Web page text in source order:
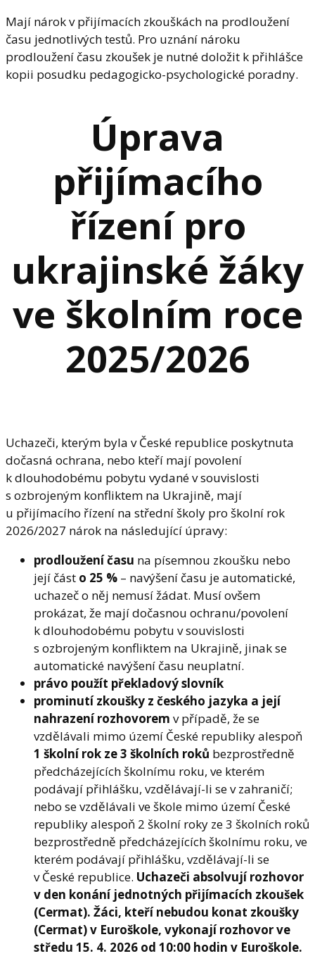
Mají nárok v přijímacích zkouškách na prodloužení
času jednotlivých testů. Pro uznání nároku
prodloužení času zkoušek je nutné doložit k přihlášce
kopii posudku pedagogicko-psychologické poradny.
Úprava
přijímacího
řízení pro
ukrajinské žáky
ve školním roce
2025/2026
Uchazeči, kterým byla v České republice poskytnuta
dočasná ochrana, nebo kteří mají povolení
k dlouhodobému pobytu vydané v souvislosti
s ozbrojeným konfliktem na Ukrajině, mají
u přijímacího řízení na střední školy pro školní rok
2026/2027 nárok na následující úpravy:
prodloužení času na písemnou zkoušku nebo
její část o 25 % – navýšení času je automatické,
uchazeč o něj nemusí žádat. Musí ovšem
prokázat, že mají dočasnou ochranu/povolení
k dlouhodobému pobytu v souvislosti
s ozbrojeným konfliktem na Ukrajině, jinak se
automatické navýšení času neuplatní.
právo použít překladový slovník
prominutí zkoušky z českého jazyka a její
nahrazení rozhovorem v případě, že se
vzdělávali mimo území České republiky alespoň
1 školní rok ze 3 školních roků bezprostředně
předcházejících školnímu roku, ve kterém
podávají přihlášku, vzdělávají-li se v zahraničí;
nebo se vzdělávali ve škole mimo území České
republiky alespoň 2 školní roky ze 3 školních roků
bezprostředně předcházejících školnímu roku, ve
kterém podávají přihlášku, vzdělávají-li se
v České republice. Uchazeči absolvují rozhovor
v den konání jednotných přijímacích zkoušek
(Cermat). Žáci, kteří nebudou konat zkoušky
(Cermat) v Euroškole, vykonají rozhovor ve
středu 15. 4. 2026 od 10:00 hodin v Euroškole.